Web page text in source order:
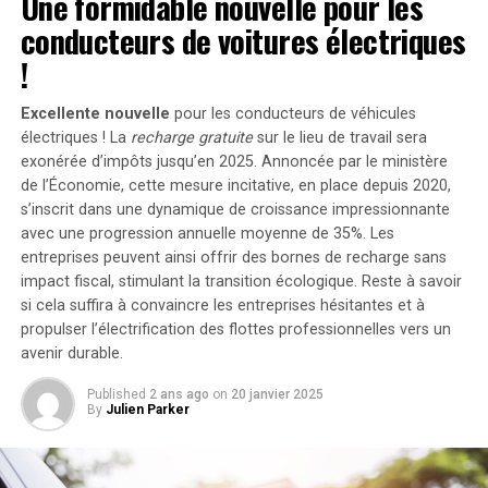
RELATED TOPICS: ARME LASER
ARMÉE BRITANNIQUE
NEUTRALISATION DE CIBLES
TECHNOLOGIE MILITAIRE
UP NEXT
Nouvelle candidate démocrate : Kamala Harris, un atout
pour la crypto et le Bitcoin alors que celui-ci atteint 68
000 $ !
DON'T MISS
Entretien : Améliorer l’accessibilité des logiciels et des
sites web pour tous !
ouvre la possibilité d’ajouter jusqu’à 1200 watts
supplémentaires via des panneaux solaires additionnels,
portant ainsi la puissance totale à un impressionnant
2400 watts
de stockage énergétique, il est possible d’intégrer
jusqu’à cinq batteries supplémentaires de 1,6
kilowattheure chacune, augmentant la capacité totale à
9,6 kilowattheures.
Intégration dans un Écosystème
Intelligent
Le Solarbank 2 AC s’intègre parfaitement dans un
écosystème énergétique intelligent grâce à sa
compatibilité avec le compteur Anker SOLIX Smart et
les prises intelligentes proposées par Anker. cette
consommation électrique tout en réduisant les pertes
conducteurs de voitures électriques
!
Excellente nouvelle pour les conducteurs de véhicules
électriques ! La recharge gratuitesur le lieu de travail sera
exonérée d’impôts jusqu’en 2025. Annoncée par le ministère
de l’Économie, cette mesure incitative, en place depuis 2020,
s’inscrit dans une dynamique de croissance impressionnante
avec une progression annuelle moyenne de 35%. Les
entreprises peuvent ainsi offrir des bornes de recharge sans
impact fiscal, stimulant la transition écologique. Reste à savoir
si cela suffira à convaincre les entreprises hésitantes et à
propulser l’électrification des flottes professionnelles vers un
avenir durable.
Published 2 ans ago on 20 janvier 2025
By Julien Parker